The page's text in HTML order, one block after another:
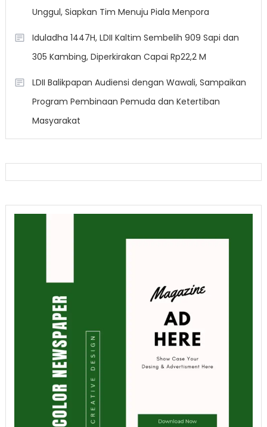
Unggul, Siapkan Tim Menuju Piala Menpora
Iduladha 1447H, LDII Kaltim Sembelih 909 Sapi dan
305 Kambing, Diperkirakan Capai Rp22,2 M
LDII Balikpapan Audiensi dengan Wawali, Sampaikan
Program Pembinaan Pemuda dan Ketertiban
Masyarakat